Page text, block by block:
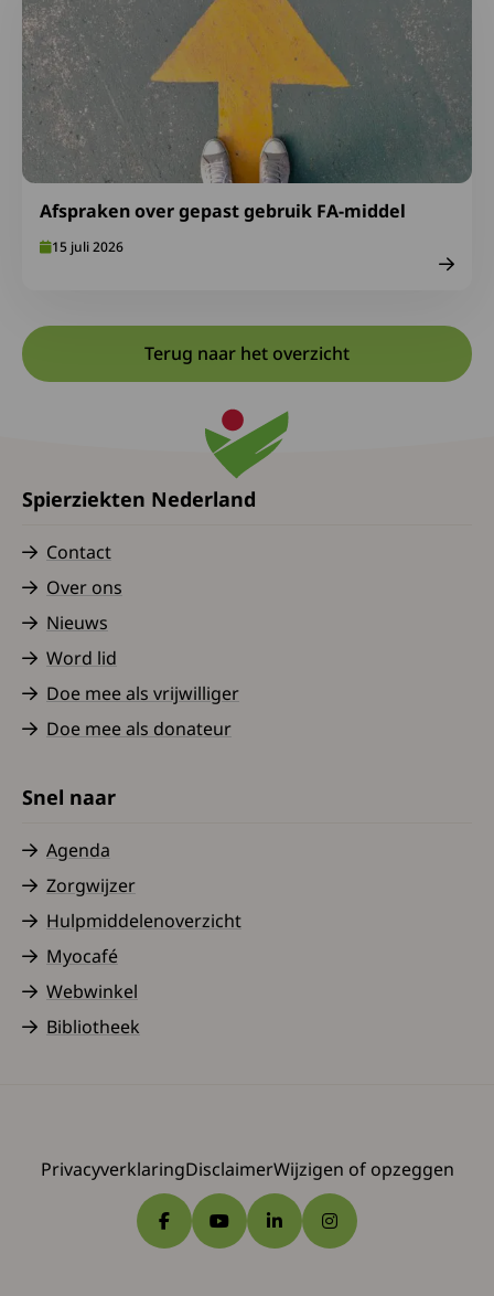
Afspraken over gepast gebruik FA-middel
15 juli 2026
Terug naar het overzicht
Spierziekten Nederland
Contact
Over ons
Nieuws
Word lid
Doe mee als vrijwilliger
Doe mee als donateur
Snel naar
Agenda
Zorgwijzer
Hulpmiddelenoverzicht
Myocafé
Webwinkel
Bibliotheek
PrivacyverklaringDisclaimerWijzigen of opzeggen
Ga naar Facebook
Ga naar YouTube
Ga naar LinkedIn
Ga naar Instagram